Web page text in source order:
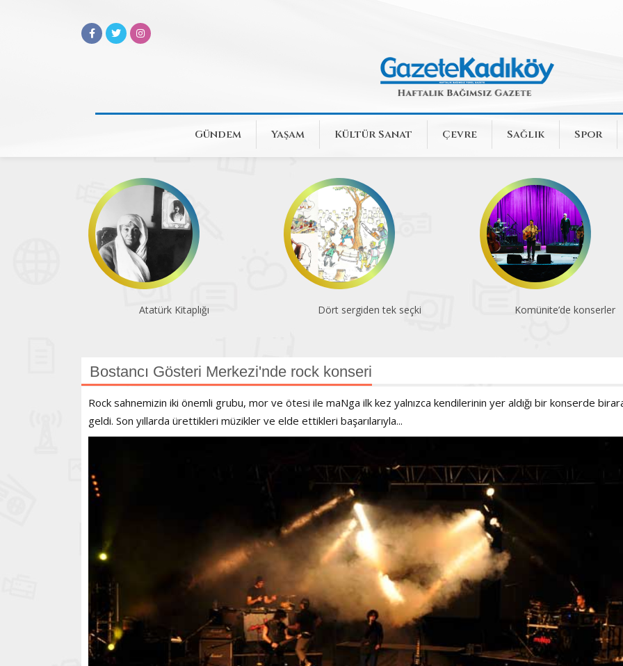
Gündem Yaşam Kültür Sanat Çevre Sağlık Spor
Atatürk Kitaplığı Dört sergiden tek seçki Komünite’de konserler
Bostancı Gösteri Merkezi'nde rock konseri
Rock sahnemizin iki önemli grubu, mor ve ötesi ile maNga ilk kez yalnızca kendilerinin yer aldığı bir konserde
geldi. Son yıllarda ürettikleri müzikler ve elde ettikleri başarılarıyla...